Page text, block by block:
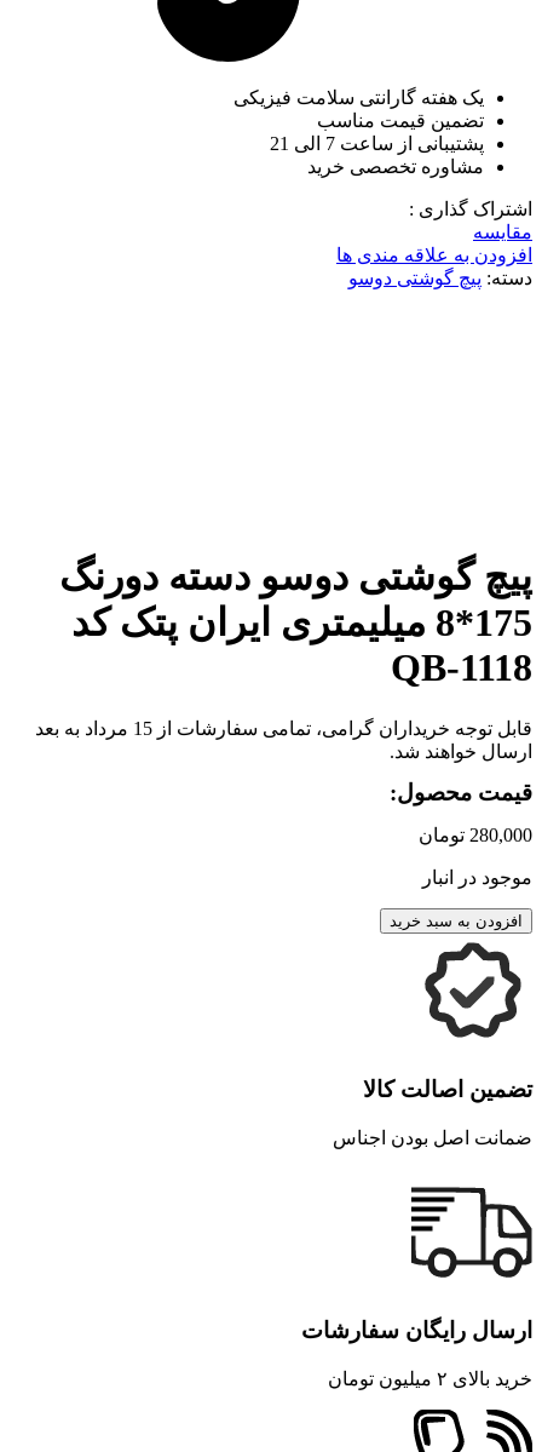
یک هفته گارانتی سلامت فیزیکی
تضمین قیمت مناسب
پشتیبانی از ساعت 7 الی 21
مشاوره تخصصی خرید
اشتراک گذاری :
مقایسه
افزودن به علاقه مندی ها
دسته: پیچ گوشتی دوسو
پیچ گوشتی دوسو دسته دورنگ
175*8 میلیمتری ایران پتک کد
QB-1118
قابل توجه خریداران گرامی، تمامی سفارشات از 15 مرداد به بعد
ارسال خواهند شد.
قیمت محصول:
280,000 تومان
موجود در انبار
افزودن به سبد خرید
تضمین اصالت کالا
ضمانت اصل بودن اجناس
ارسال رایگان سفارشات
خرید بالای ۲ میلیون تومان